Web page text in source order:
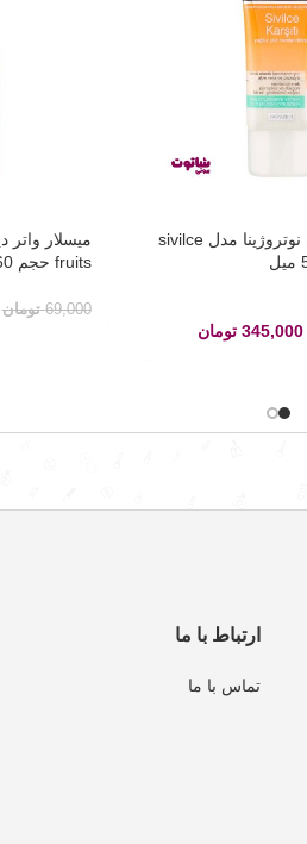
کرم ضد جوش نوتروژینا مدل sivilce
345,000 تومان
fruits حجم 160 میلی لیتر
69,000 تومان
ارتباط با ما
تماس با ما